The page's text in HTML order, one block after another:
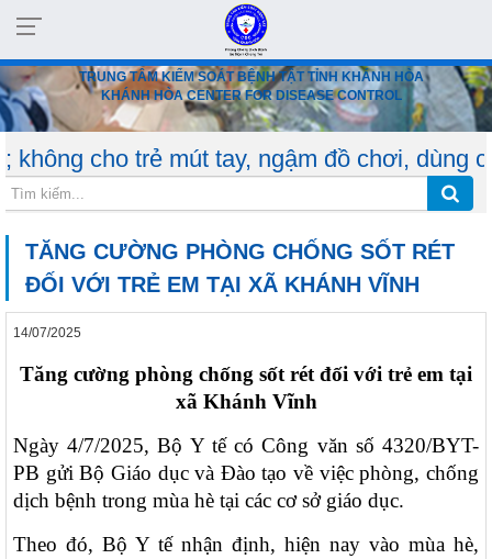
TRUNG TÂM KIỂM SOÁT BỆNH TẬT TỈNH KHÁNH HÒA
KHÁNH HÒA CENTER FOR DISEASE CONTROL
trẻ mút tay, ngậm đồ chơi, dùng
TĂNG CƯỜNG PHÒNG CHỐNG SỐT RÉT
ĐỐI VỚI TRẺ EM TẠI XÃ KHÁNH VĨNH
14/07/2025
Tăng cường phòng chống sốt rét đối với trẻ em tại
xã Khánh Vĩnh
Ngày 4/7/2025, Bộ Y tế có Công văn số 4320/BYT-
PB gửi Bộ Giáo dục và Đào tạo về việc phòng, chống
dịch bệnh trong mùa hè tại các cơ sở giáo dục.
Theo đó, Bộ Y tế nhận định, hiện nay vào mùa hè,